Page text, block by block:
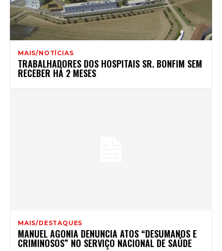
MAIS/NOTÍCIAS
TRABALHADORES DOS HOSPITAIS SR. BONFIM SEM
RECEBER HÁ 2 MESES
MAIS/DESTAQUES
MANUEL AGONIA DENUNCIA ATOS “DESUMANOS E
CRIMINOSOS” NO SERVIÇO NACIONAL DE SAÚDE